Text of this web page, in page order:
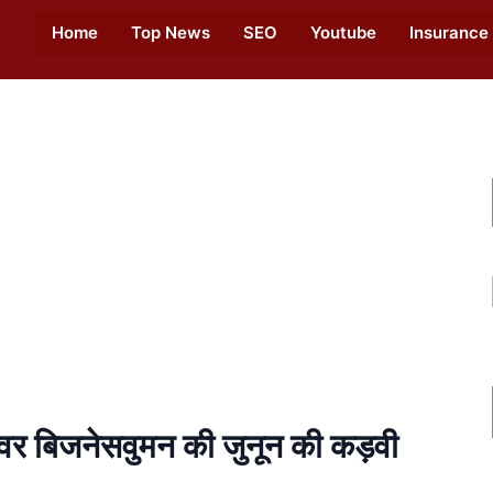
Home Top News SEO Youtube Insurance
की जुनून की कड़वी